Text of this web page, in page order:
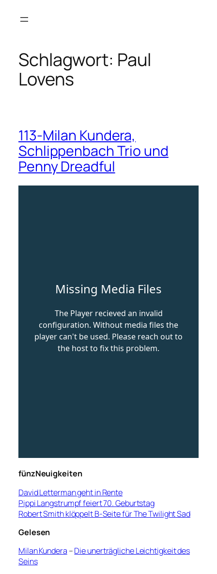
Inhalt
Schlagwort: Paul
Lovens
113-Milan Kundera,
Schlippenbach Trio und
Penny Dreadful
fünzNeuigkeiten
David Letterman geht in Rente
Pippi Langstrumpf feiert 70. Geburtstag
Robert Smith klöppelt B-Seite für The Twilight Sad
Gelesen
Milan Kundera –Die unerträgliche Leichtigkeit des
Seins